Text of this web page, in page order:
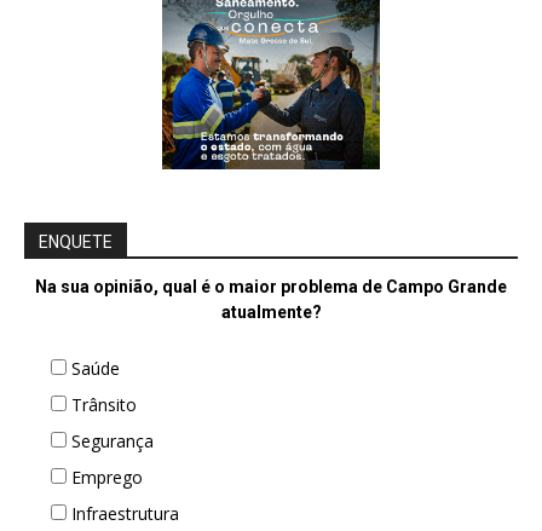
ENQUETE
Na sua opinião, qual é o maior problema de Campo Grande
atualmente?
Saúde
Trânsito
Segurança
Emprego
Infraestrutura